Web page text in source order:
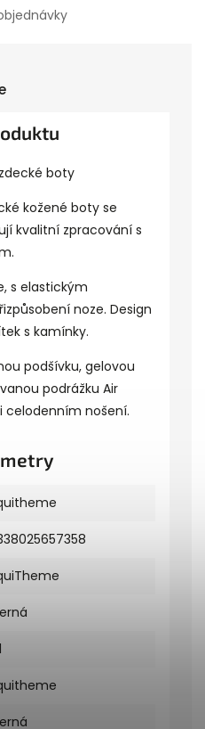
boty
kožené boty se
kvalitní zpracování s
s elastickým
noze. Design
s kamínky.
podšívku, gelovou
podrážku Air
celodenním nošení.